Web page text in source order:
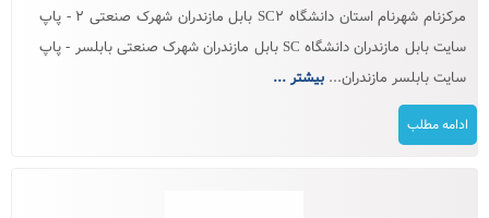
مرکزنام شهرنام استان دانشگاه SC۲ بابل مازندران شهرک صنعتی ۲ - پاپ
سایت بابل مازندران دانشگاه SC بابل مازندران شهرک صنعتی بابلسر - پاپ
سایت بابلسر مازندران... بیشتر ...
ادامه مطلب